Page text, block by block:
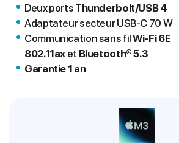
Deux ports Thunderbolt/USB 4
Adaptateur secteur USB‑C 70 W
Communication sans filWi-Fi 6E
802.11ax et Bluetooth® 5.3
Garantie 1 an